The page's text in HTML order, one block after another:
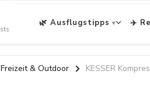
🌿 Ausflugstipps ✈️
Freizeit & Outdoor KESSER